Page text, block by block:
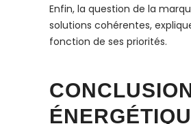
Enfin, la question de la
solutions cohérentes,
fonction de ses priorités.